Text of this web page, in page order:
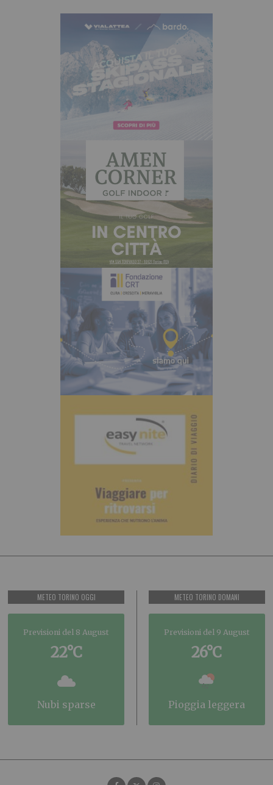
METEO TORINO OGGI
Previsioni del 8 August
22°C
nubi sparse
METEO TORINO DOMANI
Previsioni del 9 August
26°C
pioggia leggera